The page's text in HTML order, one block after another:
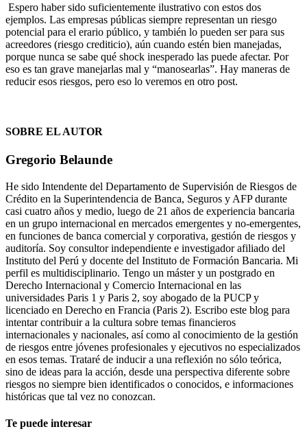
Espero haber sido suficientemente ilustrativo con estos dos
ejemplos. Las empresas públicas siempre representan un riesgo
potencial para el erario público, y también lo pueden ser para sus
acreedores (riesgo crediticio), aún cuando estén bien manejadas,
porque nunca se sabe qué shock inesperado las puede afectar. Por
eso es tan grave manejarlas mal y “manosearlas”. Hay maneras de
reducir esos riesgos, pero eso lo veremos en otro post.
SOBRE EL AUTOR
Gregorio Belaunde
He sido Intendente del Departamento de Supervisión de Riesgos de
Crédito en la Superintendencia de Banca, Seguros y AFP durante
casi cuatro años y medio, luego de 21 años de experiencia bancaria
en un grupo internacional en mercados emergentes y no-emergentes,
en funciones de banca comercial y corporativa, gestión de riesgos y
auditoría. Soy consultor independiente e investigador afiliado del
Instituto del Perú y docente del Instituto de Formación Bancaria. Mi
perfil es multidisciplinario. Tengo un máster y un postgrado en
Derecho Internacional y Comercio Internacional en las
universidades Paris 1 y Paris 2, soy abogado de la PUCP y
licenciado en Derecho en Francia (Paris 2). Escribo este blog para
intentar contribuir a la cultura sobre temas financieros
internacionales y nacionales, así como al conocimiento de la gestión
de riesgos entre jóvenes profesionales y ejecutivos no especializados
en esos temas. Trataré de inducir a una reflexión no sólo teórica,
sino de ideas para la acción, desde una perspectiva diferente sobre
riesgos no siempre bien identificados o conocidos, e informaciones
históricas que tal vez no conozcan.
Te puede interesar